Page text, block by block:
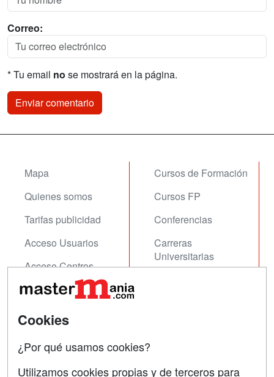
Correo:
* Tu email no se mostrará en la página.
Mapa
Quienes somos
Tarifas publicidad
Acceso Usuarios
Acceso Centros
Cursos de Formación
Cursos FP
Conferencias
Carreras
Universitarias
Contactar
Cookies
¿Por qué usamos cookies?
Utilizamos cookies propias y de terceros para